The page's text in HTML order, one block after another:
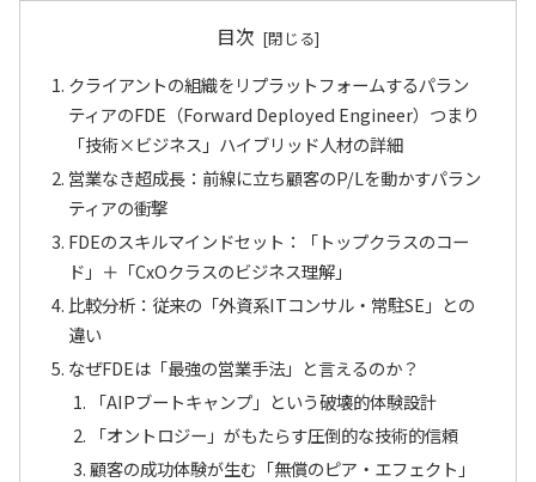
目次
クライアントの組織をリプラットフォームするパラン
ティアのFDE（Forward Deployed Engineer）つまり
「技術×ビジネス」ハイブリッド人材の詳細
営業なき超成長：前線に立ち顧客のP/Lを動かすパラン
ティアの衝撃
FDEのスキルマインドセット：「トップクラスのコー
ド」＋「CxOクラスのビジネス理解」
比較分析：従来の「外資系ITコンサル・常駐SE」との
違い
なぜFDEは「最強の営業手法」と言えるのか？
「AIPブートキャンプ」という破壊的体験設計
「オントロジー」がもたらす圧倒的な技術的信頼
顧客の成功体験が生む「無償のピア・エフェクト」